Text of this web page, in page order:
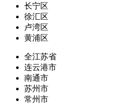
长宁区
徐汇区
卢湾区
黄浦区
全江苏省
连云港市
南通市
苏州市
常州市